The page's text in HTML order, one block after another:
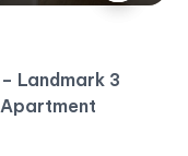
Landmark 3